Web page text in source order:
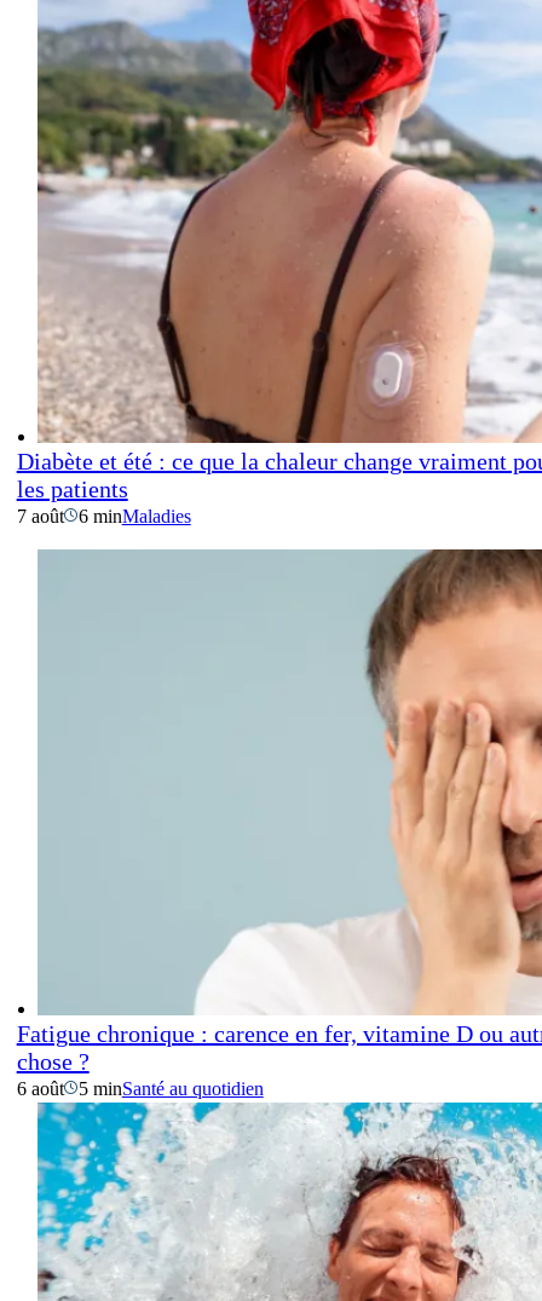
Diabète et été : ce que la chaleur change vraiment
les patients
7 août 6 minMaladies
Fatigue chronique : carence en fer, vitamine D ou
chose ?
6 août 5 minSanté au quotidien